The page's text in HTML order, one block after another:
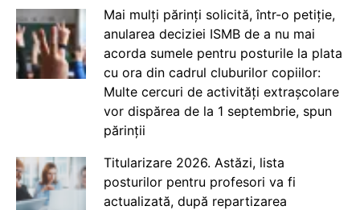
Mai mulți părinți solicită, într-o petiție,
anularea deciziei ISMB de a nu mai
acorda sumele pentru posturile la plata
cu ora din cadrul cluburilor copiilor:
Multe cercuri de activități extrașcolare
vor dispărea de la 1 septembrie, spun
părinții
Titularizare 2026. Astăzi, lista
posturilor pentru profesori va fi
actualizată, după repartizarea